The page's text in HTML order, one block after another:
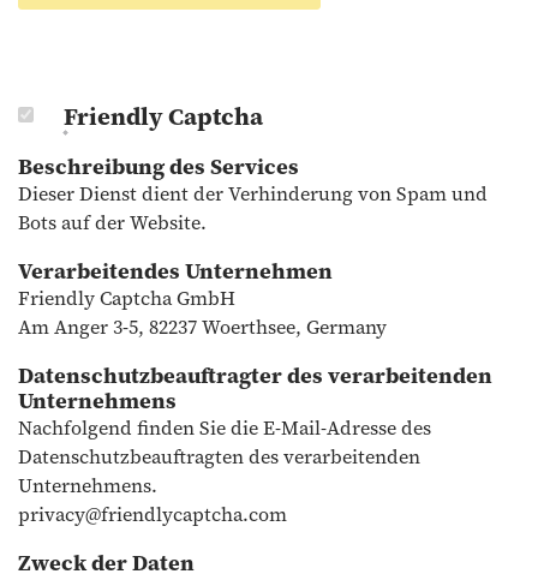
Friendly Captcha
Beschreibung des Services
Dieser Dienst dient der Verhinderung von Spam und
Bots auf der Website.
Verarbeitendes Unternehmen
Friendly Captcha GmbH
Am Anger 3-5, 82237 Woerthsee, Germany
Datenschutzbeauftragter des verarbeitenden
Unternehmens
Nachfolgend finden Sie die E-Mail-Adresse des
Datenschutzbeauftragten des verarbeitenden
Unternehmens.
privacy@friendlycaptcha.com
Zweck der Daten